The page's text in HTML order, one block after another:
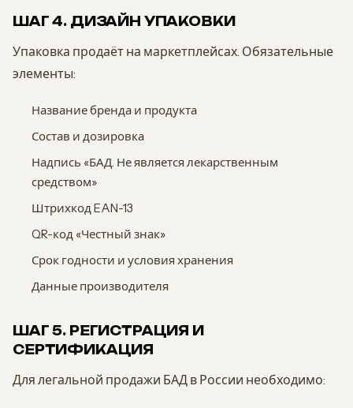
ШАГ 4. ДИЗАЙН УПАКОВКИ
Упаковка продаёт на маркетплейсах. Обязательные
элементы:
Название бренда и продукта
Состав и дозировка
Надпись «БАД. Не является лекарственным
средством»
Штрихкод EAN-13
QR-код «Честный знак»
Срок годности и условия хранения
Данные производителя
ШАГ 5. РЕГИСТРАЦИЯ И
СЕРТИФИКАЦИЯ
Для легальной продажи БАД в России необходимо: